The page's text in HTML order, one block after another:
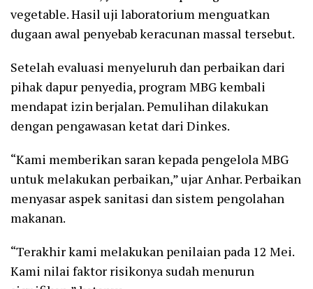
vegetable. Hasil uji laboratorium menguatkan
dugaan awal penyebab keracunan massal tersebut.
Setelah evaluasi menyeluruh dan perbaikan dari
pihak dapur penyedia, program MBG kembali
mendapat izin berjalan. Pemulihan dilakukan
dengan pengawasan ketat dari Dinkes.
“Kami memberikan saran kepada pengelola MBG
untuk melakukan perbaikan,” ujar Anhar. Perbaikan
menyasar aspek sanitasi dan sistem pengolahan
makanan.
“Terakhir kami melakukan penilaian pada 12 Mei.
Kami nilai faktor risikonya sudah menurun